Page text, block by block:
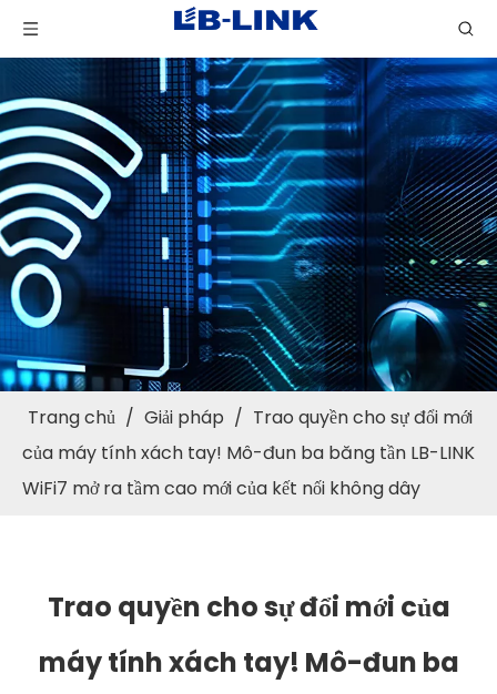
Trang chủ / Giải pháp / Trao quyền cho sự đổi mới
của máy tính xách tay! Mô-đun ba băng tần LB-LINK
WiFi7 mở ra tầm cao mới của kết nối không dây
Trao quyền cho sự đổi mới của
máy tính xách tay! Mô-đun ba